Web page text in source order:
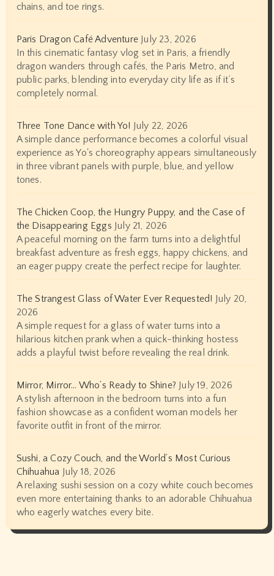
chains, and toe rings.
Paris Dragon Café Adventure July 23, 2026
In this cinematic fantasy vlog set in Paris, a friendly
dragon wanders through cafés, the Paris Metro, and
public parks, blending into everyday city life as if it’s
completely normal.
Three Tone Dance with Yo! July 22, 2026
A simple dance performance becomes a colorful visual
experience as Yo's choreography appears simultaneously
in three vibrant panels with purple, blue, and yellow
tones.
The Chicken Coop, the Hungry Puppy, and the Case of
the Disappearing Eggs July 21, 2026
A peaceful morning on the farm turns into a delightful
breakfast adventure as fresh eggs, happy chickens, and
an eager puppy create the perfect recipe for laughter.
The Strangest Glass of Water Ever Requested! July 20,
2026
A simple request for a glass of water turns into a
hilarious kitchen prank when a quick-thinking hostess
adds a playful twist before revealing the real drink.
Mirror, Mirror… Who’s Ready to Shine? July 19, 2026
A stylish afternoon in the bedroom turns into a fun
fashion showcase as a confident woman models her
favorite outfit in front of the mirror.
Sushi, a Cozy Couch, and the World’s Most Curious
Chihuahua July 18, 2026
A relaxing sushi session on a cozy white couch becomes
even more entertaining thanks to an adorable Chihuahua
who eagerly watches every bite.